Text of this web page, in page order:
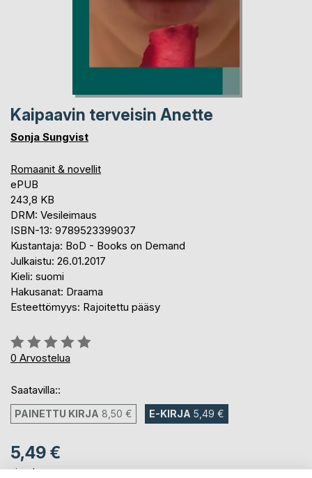
Kaipaavin terveisin Anette
Sonja Sungvist
Romaanit & novellit
ePUB
243,8 KB
DRM: Vesileimaus
ISBN-13: 9789523399037
Kustantaja: BoD - Books on Demand
Julkaistu: 26.01.2017
Kieli: suomi
Hakusanat: Draama
Esteettömyys: Rajoitettu pääsy
Arvostelu::
0%
0 Arvostelua
Saatavilla::
PAINETTU KIRJA 8,50 € E-KIRJA 5,49 €
5,49 €
sis. alv.